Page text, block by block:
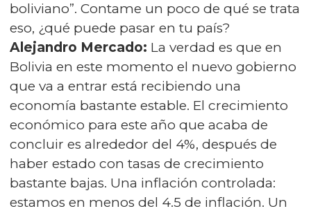
boliviano”. Contame un poco de qué se trata
eso, ¿qué puede pasar en tu país?
Alejandro Mercado: La verdad es que en
Bolivia en este momento el nuevo gobierno
que va a entrar está recibiendo una
economía bastante estable. El crecimiento
económico para este año que acaba de
concluir es alrededor del 4%, después de
haber estado con tasas de crecimiento
bastante bajas. Una inflación controlada:
estamos en menos del 4.5 de inflación. Un